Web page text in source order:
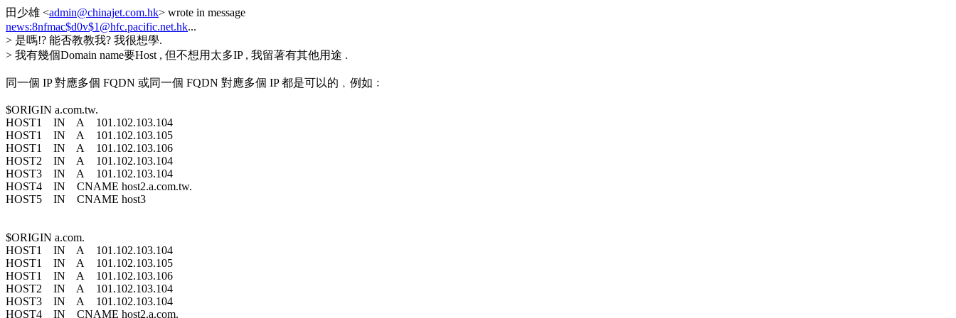
田少雄 <admin@chinajet.com.hk> wrote in message
news:8nfmac$d0v$1@hfc.pacific.net.hk...
> 是嗎!? 能否教教我? 我很想學.
> 我有幾個Domain name要Host , 但不想用太多IP , 我留著有其他用途 .
同一個 IP 對應多個 FQDN 或同一個 FQDN 對應多個 IP 都是可以的﹐例如﹕
$ORIGIN a.com.tw.
HOST1 IN A 101.102.103.104
HOST1 IN A 101.102.103.105
HOST1 IN A 101.102.103.106
HOST2 IN A 101.102.103.104
HOST3 IN A 101.102.103.104
HOST4 IN CNAME host2.a.com.tw.
HOST5 IN CNAME host3
$ORIGIN a.com.
HOST1 IN A 101.102.103.104
HOST1 IN A 101.102.103.105
HOST1 IN A 101.102.103.106
HOST2 IN A 101.102.103.104
HOST3 IN A 101.102.103.104
HOST4 IN CNAME host2.a.com.